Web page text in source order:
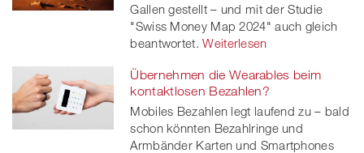
Gallen gestellt – und mit der Studie
"Swiss Money Map 2024" auch gleich
beantwortet. Weiterlesen
Übernehmen die Wearables beim
kontaktlosen Bezahlen?
Mobiles Bezahlen legt laufend zu – bald
schon könnten Bezahlringe und
Armbänder Karten und Smartphones